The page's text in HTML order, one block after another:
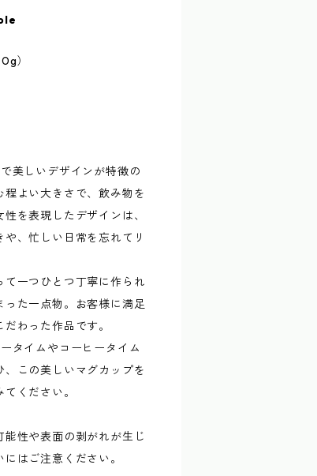
）
美しいデザインが特徴の
よい大きさで、飲み物を
を表現したデザインは、
、忙しい日常を忘れてリ
て一つひとつ丁寧に作られ
た一点物。お客様に満足
わった作品です。
タイムやコーヒータイム
この美しいマグカップを
ください。
性や表面の剥がれが生じ
はご注意ください。